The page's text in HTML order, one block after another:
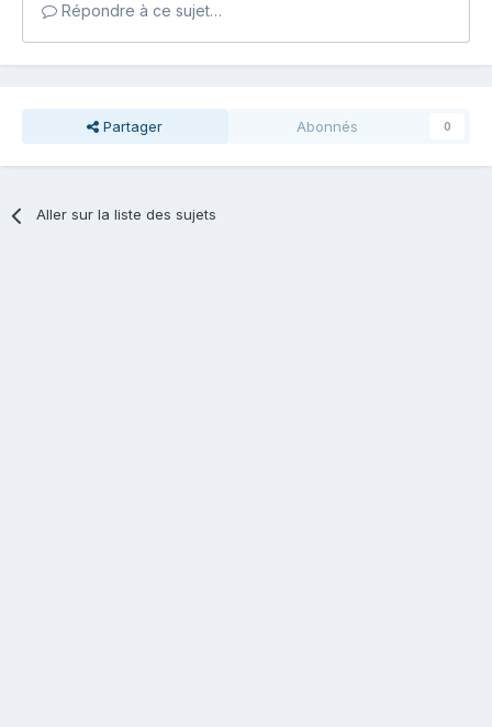
Répondre à ce sujet…
Partager Abonnés 0
Aller sur la liste des sujets